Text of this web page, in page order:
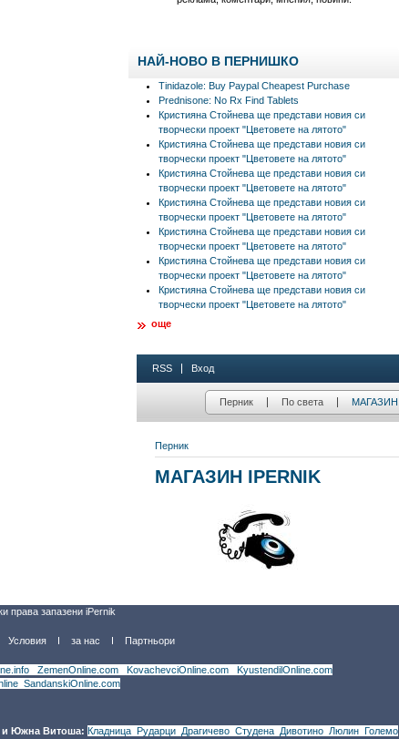
НАЙ-НОВО В ПЕРНИШКО
Tinidazole: Buy Paypal Cheapest Purchase
Prednisone: No Rx Find Tablets
Кристияна Стойнева ще представи новия си
творчески проект "Цветовете на лятото"
Кристияна Стойнева ще представи новия си
творчески проект "Цветовете на лятото"
Кристияна Стойнева ще представи новия си
творчески проект "Цветовете на лятото"
Кристияна Стойнева ще представи новия си
творчески проект "Цветовете на лятото"
Кристияна Стойнева ще представи новия си
творчески проект "Цветовете на лятото"
Кристияна Стойнева ще представи новия си
творчески проект "Цветовете на лятото"
Кристияна Стойнева ще представи новия си
творчески проект "Цветовете на лятото"
още
права запазени iPernik
Условия за нас Партньори
ZemenOnline.com KovachevciOnline.com
KyustendilOnline.com
SandanskiOnline.com
и Южна Витоша: Кладница, Рударци, Драгичево, Студена, Дивотино, Люлин, Големо